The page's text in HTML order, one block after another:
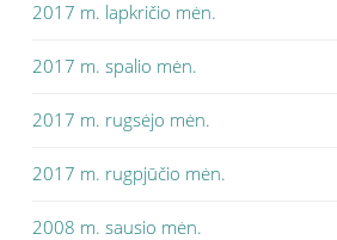
2017 m. lapkričio mėn.
2017 m. spalio mėn.
2017 m. rugsėjo mėn.
2017 m. rugpjūčio mėn.
2008 m. sausio mėn.